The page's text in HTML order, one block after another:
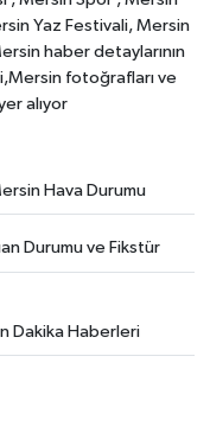
Yaz Festivali, Mersin
haber detaylarının
fotoğrafları ve
alıyor
Hava Durumu
Durumu ve Fikstür
Dakika Haberleri